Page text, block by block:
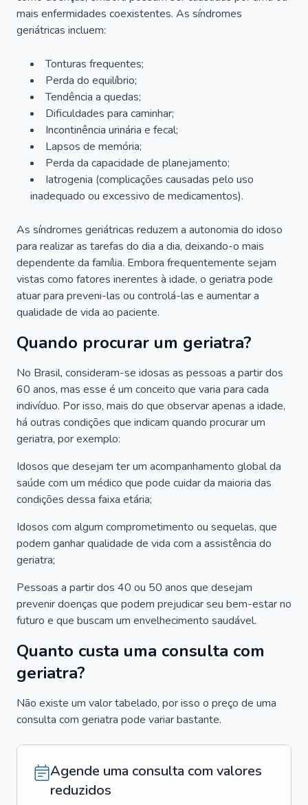
mais enfermidades coexistentes. As síndromes
geriátricas incluem:
Tonturas frequentes;
Perda do equilíbrio;
Tendência a quedas;
Dificuldades para caminhar;
Incontinência urinária e fecal;
Lapsos de memória;
Perda da capacidade de planejamento;
Iatrogenia (complicações causadas pelo uso
inadequado ou excessivo de medicamentos).
As síndromes geriátricas reduzem a autonomia do idoso
para realizar as tarefas do dia a dia, deixando-o mais
dependente da família. Embora frequentemente sejam
vistas como fatores inerentes à idade, o geriatra pode
atuar para preveni-las ou controlá-las e aumentar a
qualidade de vida ao paciente.
Quando procurar um geriatra?
No Brasil, consideram-se idosas as pessoas a partir dos
60 anos, mas esse é um conceito que varia para cada
indivíduo. Por isso, mais do que observar apenas a idade,
há outras condições que indicam quando procurar um
geriatra, por exemplo:
Idosos que desejam ter um acompanhamento global da
saúde com um médico que pode cuidar da maioria das
condições dessa faixa etária;
Idosos com algum comprometimento ou sequelas, que
podem ganhar qualidade de vida com a assistência do
geriatra;
Pessoas a partir dos 40 ou 50 anos que desejam
prevenir doenças que podem prejudicar seu bem-estar no
futuro e que buscam um envelhecimento saudável.
Quanto custa uma consulta com
geriatra?
Não existe um valor tabelado, por isso o preço de uma
consulta com geriatra pode variar bastante.
Agende uma consulta com valores
reduzidos